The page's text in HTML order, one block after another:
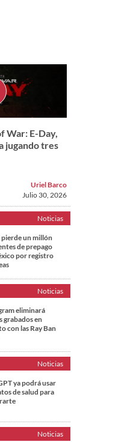
War: E-Day,
jugando tres
Uriel Barco
Julio 30, 2026
Noticias
pierde un millón
de prepago
por registro
Noticias
eliminará
grabados en
con las Ray Ban
Noticias
ya podrá usar
de salud para
Noticias